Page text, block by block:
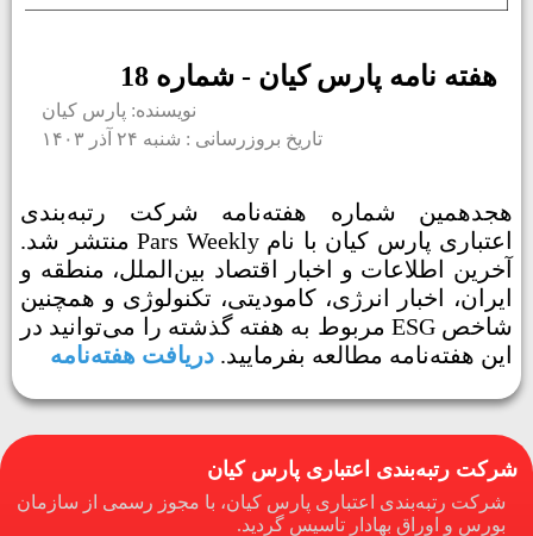
هفته نامه پارس کیان - شماره 18
نویسنده: پارس کیان
تاریخ بروزرسانی : شنبه ۲۴ آذر ۱۴۰۳
هجدهمین شماره هفته‌نامه شرکت رتبه‌بندی
اعتباری پارس کیان با نام Pars Weekly منتشر شد.
آخرین اطلاعات و اخبار اقتصاد بین‌الملل، منطقه و
ایران، اخبار انرژی، کامودیتی، تکنولوژی و همچنین
شاخص ESG مربوط به هفته گذشته را می‌توانید در
این هفته‌نامه مطالعه بفرمایید. دریافت هفته‌نامه
شرکت رتبه‌بندی اعتباری پارس کیان
شرکت رتبه‌بندی اعتباری پارس کیان، با مجوز رسمی از سازمان
بورس و اوراق بهادار تاسیس گردید.